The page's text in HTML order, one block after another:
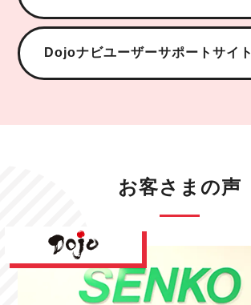
Dojoナビユーザーサポートサイト
お客さまの声